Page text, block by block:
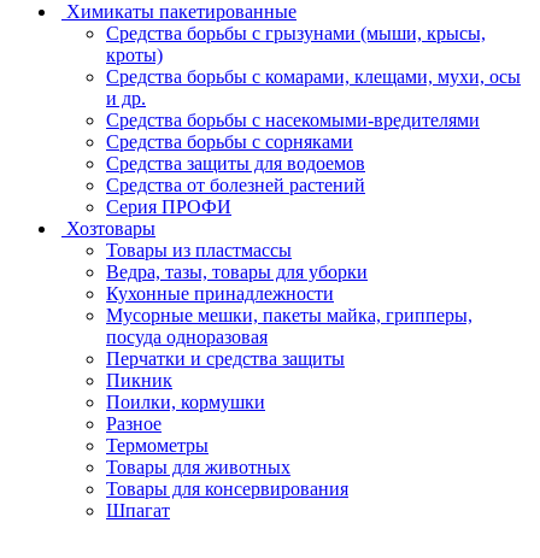
Химикаты пакетированные
Средства борьбы с грызунами (мыши, крысы,
кроты)
Средства борьбы с комарами, клещами, мухи, осы
и др.
Средства борьбы с насекомыми-вредителями
Средства борьбы с сорняками
Средства защиты для водоемов
Средства от болезней растений
Серия ПРОФИ
Хозтовары
Товары из пластмассы
Ведра, тазы, товары для уборки
Кухонные принадлежности
Мусорные мешки, пакеты майка, грипперы,
посуда одноразовая
Перчатки и средства защиты
Пикник
Поилки, кормушки
Разное
Термометры
Товары для животных
Товары для консервирования
Шпагат